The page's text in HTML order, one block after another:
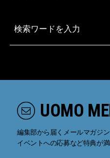
UOMO
編集部から届くメールマガジ
イベントへの応募など特典が